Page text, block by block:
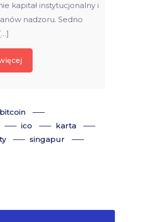
kapitał instytucjonalny i
nadzoru. Sedno
bitcoin
ico
karta
singapur